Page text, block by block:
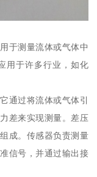
于测量流体或气体中
用于许多行业，如化
通过将流体或气体引
差来实现测量。差压
成。传感器负责测量
信号，并通过输出接